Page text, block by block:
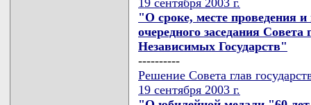
"О сроке, месте проведения
очередного заседания Совета
Независимых Государств"
----------
Решение Совета глав
19 сентября 2003 г.